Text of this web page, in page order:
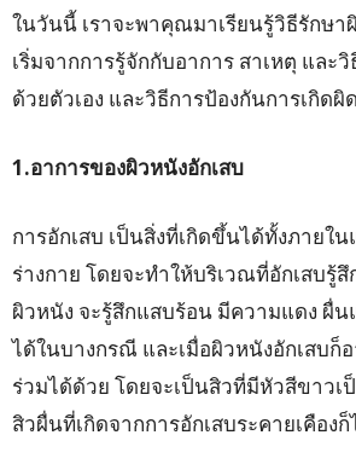
ในวันนี้ เราจะพาคุณมาเรียนรู้วิธีรักษา
เริ่มจากการรู้จักกับอาการ สาเหตุ และ
ด้วยตัวเอง และวิธีการป้องกันการเกิดผิ
1.อาการของผิวหนังอักเสบ
การอักเสบ เป็นสิ่งที่เกิดขึ้นได้ทั้งภายใ
ร่างกาย โดยจะทำให้บริเวณที่อักเสบรู้
ผิวหนัง จะรู้สึกแสบร้อน มีความแดง ผื่
ได้ในบางกรณี และเมื่อผิวหนังอักเสบก็
ร่วมได้ด้วย โดยจะเป็นสิวที่มีหัวสีขาวเ
สิวผื่นที่เกิดจากการอักเสบระคายเคืองก็